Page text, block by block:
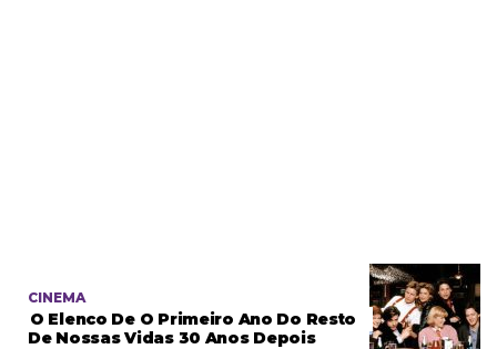
CINEMA
O Elenco De O Primeiro Ano Do Resto
De Nossas Vidas 30 Anos Depois